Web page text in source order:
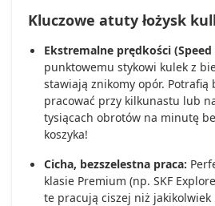
Kluczowe atuty łożysk
Ekstremalne prędkości (Speed
punktowemu stykowi kulek z
stawiają znikomy opór. Potrafią
pracować przy kilkunastu lub
tysiącach obrotów na minutę
koszyka!
Cicha, bezszelestna praca:
klasie Premium (np. SKF
te pracują ciszej niż jakikolwiek